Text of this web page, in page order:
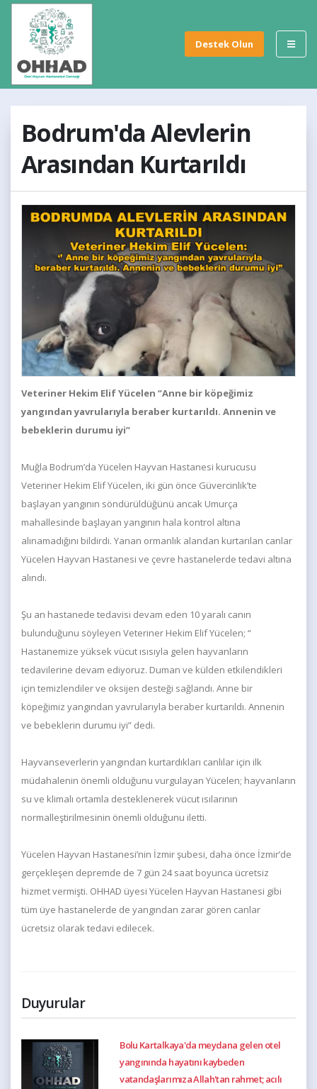
Destek Olun
Bodrum'da Alevlerin
Arasından Kurtarıldı
Veteriner Hekim Elif Yücelen ‘’Anne bir köpeğimiz
yangından yavrularıyla beraber kurtarıldı. Annenin ve
bebeklerin durumu iyi”
Muğla Bodrum’da Yücelen Hayvan Hastanesi kurucusu
Veteriner Hekim Elif Yücelen, iki gün önce Güvercinlik’te
başlayan yangının söndürüldüğünü ancak Umurça
mahallesinde başlayan yangının hala kontrol altına
alınamadığını bildirdi. Yanan ormanlık alandan kurtarılan canlar
Yücelen Hayvan Hastanesi ve çevre hastanelerde tedavi altına
alındı.
Şu an hastanede tedavisi devam eden 10 yaralı canın
bulunduğunu söyleyen Veteriner Hekim Elif Yücelen; “
Hastanemize yüksek vücut ısısıyla gelen hayvanların
tedavilerine devam ediyoruz. Duman ve külden etkilendikleri
için temizlendiler ve oksijen desteği sağlandı. Anne bir
köpeğimiz yangından yavrularıyla beraber kurtarıldı. Annenin
ve bebeklerin durumu iyi” dedi.
Hayvanseverlerin yangından kurtardıkları canlılar için ilk
müdahalenin önemli olduğunu vurgulayan Yücelen; hayvanların
su ve klimalı ortamla desteklenerek vücut ısılarının
normalleştirilmesinin önemli olduğunu iletti.
Yücelen Hayvan Hastanesi’nin İzmir şubesi, daha önce İzmir’de
gerçekleşen depremde de 7 gün 24 saat boyunca ücretsiz
hizmet vermişti. OHHAD üyesi Yücelen Hayvan Hastanesi gibi
tüm üye hastanelerde de yangından zarar gören canlar
ücretsiz olarak tedavi edilecek.
Duyurular
Bolu Kartalkaya'da meydana gelen otel
yangınında hayatını kaybeden
vatandaşlarımıza Allah'tan rahmet; acılı